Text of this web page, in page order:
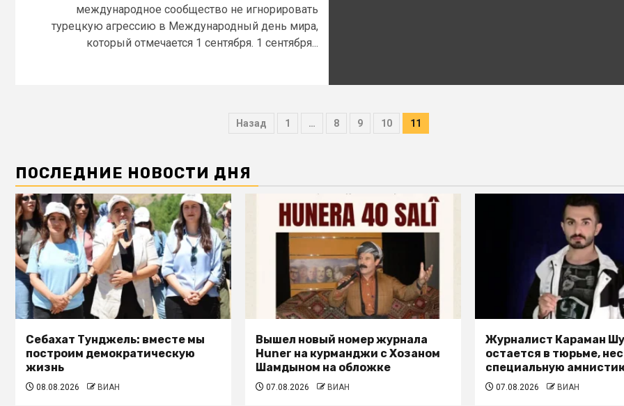
международное сообщество не игнорировать
турецкую агрессию в Международный день мира,
который отмечается 1 сентября. 1 сентября...
Назад 1 … 8 9 10 11
ПОСЛЕДНИЕ НОВОСТИ ДНЯ
Себахат Тунджель: вместе мы
построим демократическую
жизнь
08.08.2026 ВИАН
Вышел новый номер журнала
Huner на курманджи с Хозаном
Шамдыном на обложке
07.08.2026 ВИАН
Журналист Караман
остается в тюрьме,
специальную
07.08.2026 ВИАН